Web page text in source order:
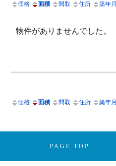
価格 面積 間取 住所 築年月
物件がありませんでした。
価格 面積 間取 住所 築年月
PAGE TOP